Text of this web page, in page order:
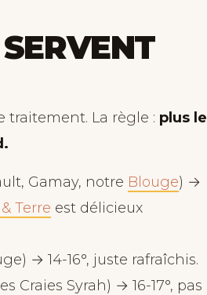
traitement. La règle : plus le
Gamay, notre Blouge) →
Terre est délicieux
→ 14-16°, juste rafraîchis.
Craies Syrah) → 16-17°, pas